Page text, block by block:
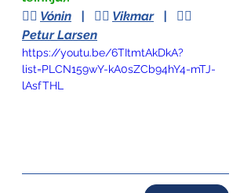
👉🏻 Vónin
   |
👉🏻 Vikmar
   |
👉🏻
Petur Larsen
https://youtu.be/6TItmtAkDkA?
list=PLCN159wY-kA0sZCb94hY4-mTJ-
lAsfTHL